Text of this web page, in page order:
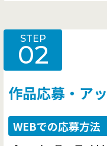
STEP
02
作品応募・ア
WEBでの応募方法